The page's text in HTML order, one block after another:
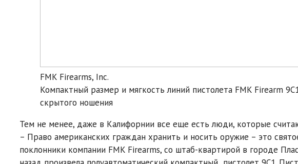
FMK Firearms, Inc.
Компактный размер и мягкость линий пистолета FMK Firearm
скрытого ношения
Тем не менее, даже в Калифорнии все еще есть люди, которые
– Право американских граждан хранить и носить оружие – это
поклонники компании FMK Firearms, со штаб-квартирой в городе